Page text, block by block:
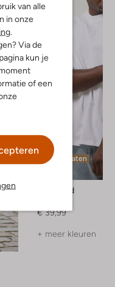
van alle
in onze
Via de
kun je
of een
Laatste maten
Woodbird
€ 39,99
+ meer kleuren